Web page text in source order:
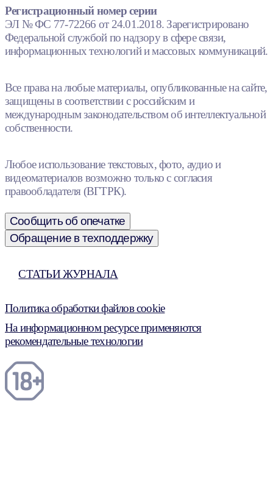
Регистрационный номер серии
ЭЛ № ФС 77-72266 от 24.01.2018. Зарегистрировано
Федеральной службой по надзору в сфере связи,
информационных технологий и массовых коммуникаций.
Все права на любые материалы, опубликованные на сайте,
защищены в соответствии с российским и
международным законодательством об интеллектуальной
собственности.
Любое использование текстовых, фото, аудио и
видеоматериалов возможно только с согласия
правообладателя (ВГТРК).
Сообщить об опечатке
Обращение в техподдержку
СТАТЬИ ЖУРНАЛА
Политика обработки файлов cookie
На информационном ресурсе применяются
рекомендательные технологии